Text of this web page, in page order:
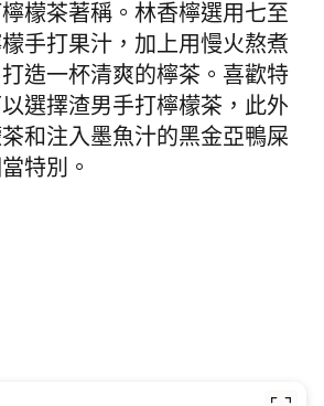
檬茶著稱。林香檸選用七至
手打果汁，加上用慢火熬煮
造一杯清爽的檸茶。喜歡特
選擇渣男手打檸檬茶，此外
和注入墨魚汁的黑金亞鴨屎
特別。